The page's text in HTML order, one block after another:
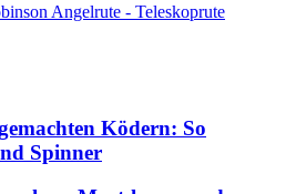
Angelrute - Teleskoprute
Ködern: So
Spinner